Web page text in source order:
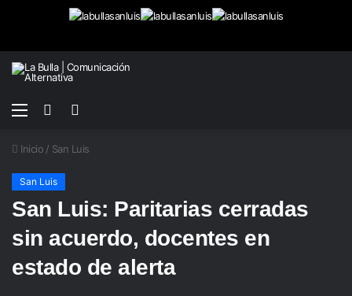
Menú
Buscar
Inicio / San Luis
San Luis
San Luis: Paritarias cerradas
sin acuerdo, docentes en
estado de alerta